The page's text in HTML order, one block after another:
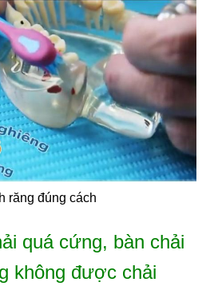
răng đúng cách
quá cứng, bàn chải
không được chải